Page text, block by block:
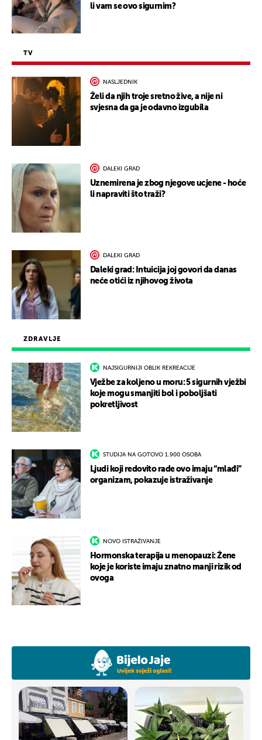
ZDRAVLJE
NAJSIGURNIJI OBLIK REKREACIJE
Vježbe za koljeno u moru: 5 sigurnih vježbi
koje mogu smanjiti bol i poboljšati
pokretljivost
STUDIJA NA GOTOVO 1.900 OSOBA
Ljudi koji redovito rade ovo imaju “mlađi”
organizam, pokazuje istraživanje
NOVO ISTRAŽIVANJE
Hormonska terapija u menopauzi: Žene
koje je koriste imaju znatno manji rizik od
ovoga
li vam se ovo sigurnim?
TV
NASLJEDNIK
Želi da njih troje sretno žive, a nije ni
svjesna da ga je odavno izgubila
DALEKI GRAD
Uznemirena je zbog njegove ucjene - hoće
li napraviti što traži?
DALEKI GRAD
Daleki grad: Intuicija joj govori da danas
neće otići iz njihovog života